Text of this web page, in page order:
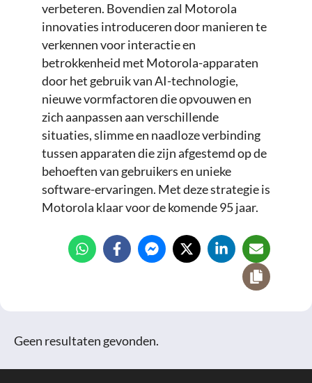
verbeteren. Bovendien zal Motorola
innovaties introduceren door manieren te
verkennen voor interactie en
betrokkenheid met Motorola-apparaten
door het gebruik van AI-technologie,
nieuwe vormfactoren die opvouwen en
zich aanpassen aan verschillende
situaties, slimme en naadloze verbinding
tussen apparaten die zijn afgestemd op de
behoeften van gebruikers en unieke
software-ervaringen. Met deze strategie is
Motorola klaar voor de komende 95 jaar.
Geen resultaten gevonden.